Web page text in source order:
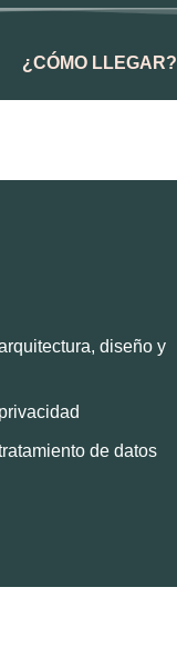
¿CÓMO LLEGAR?
diseño y
de datos